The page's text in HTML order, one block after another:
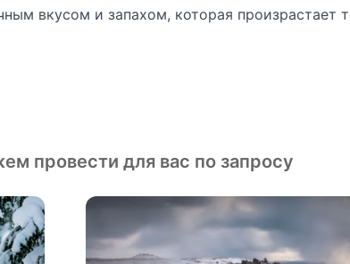
вкусом и запахом, которая
провести для вас по запросу